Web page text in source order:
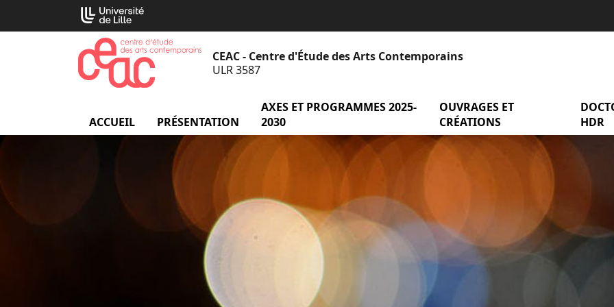
CEAC - Centre d'Étude des Arts Contemporains
ULR 3587
ACCUEIL PRÉSENTATION menu Présentation
AXES ET PROGRAMMES 2025-
2030
menu Axes et programmes 2025-
OUVRAGES ET
CRÉATIONS
menu
HDR
Cookies management panel